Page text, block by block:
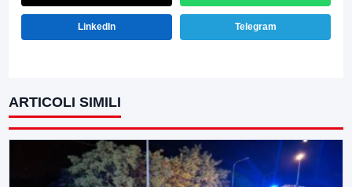
LinkedIn Telegram
ARTICOLI SIMILI